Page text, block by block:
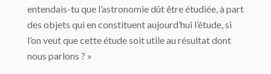
entendais-tu que l’astronomie dût être étudiée, à part
des objets qui en constituent aujourd’hui l’étude, si
l’on veut que cette étude soit utile au résultat dont
nous parlons ? »